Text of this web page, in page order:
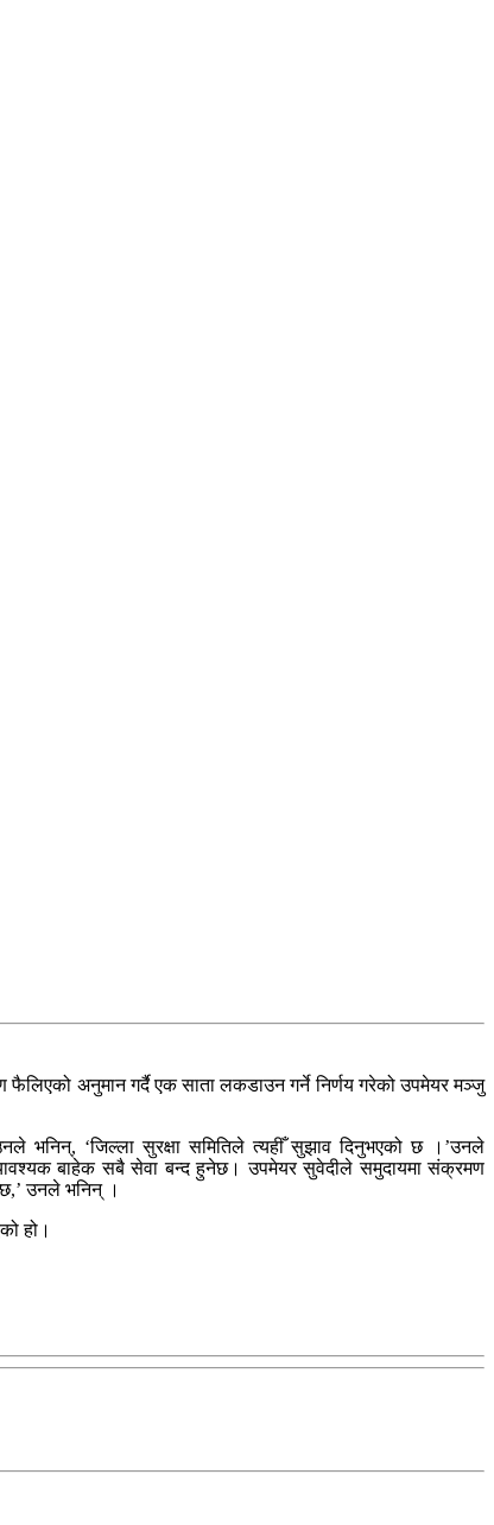
अनुमान गर्दै एक साता लकडाउन गर्ने निर्णय गरेको उपमेयर मञ्जु
भनिन्, ‘जिल्ला सुरक्षा समितिले त्यहीँ सुझाव दिनुभएको छ ।’उनले
बाहेक सबै सेवा बन्द हुनेछ। उपमेयर सुवेदीले समुदायमा संक्रमण
उनले भनिन् ।
हो।